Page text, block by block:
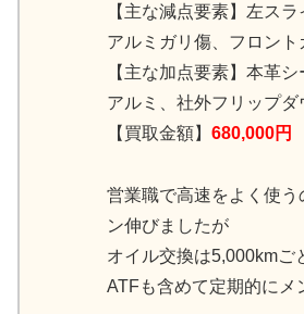
【主な減点要素】左スラ
アルミガリ傷、フロン
【主な加点要素】本革
アルミ、社外フリップダ
【買取金額】 680,000円
営業職で高速をよく使
ン伸びましたが
オイル交換は5,000kmご
ATFも含めて定期的にメ